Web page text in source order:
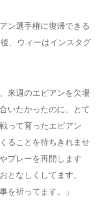
ン選手権に復帰できる
、ウィーはインスタグ
来週のエビアンを欠場
いたかったのに、とて
って育ったエビアン
ることを待ちきれませ
プレーを再開します
となしくしてます。
を祈ってます。」